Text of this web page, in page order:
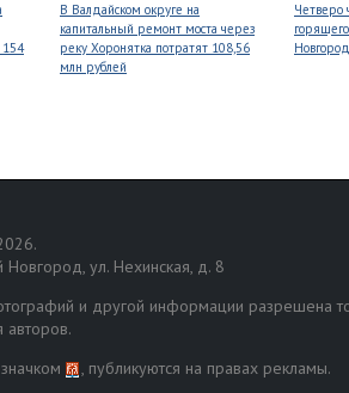
154
В Валдайском округе на
капитальный ремонт моста через
реку Хоронятка потратят 108,56
млн рублей
Четверо
ул. Нехинская, д. 8
и другой информации разрешена
авторов.
, публикуются на правах рекламы.